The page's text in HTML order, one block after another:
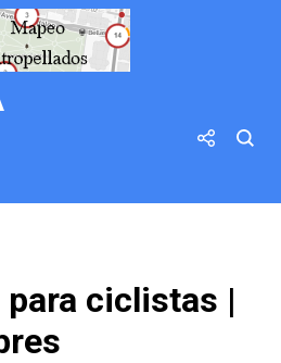
para ciclistas |